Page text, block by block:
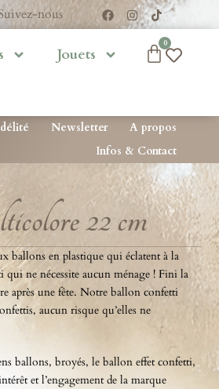
nous
Jouets
0
Newsletter
A propos
Infos & Contact
22 cm
ballons en plastique qui éclatent à la
ne nécessite aucun ménage ! Fini la
après une fête. Notre ballon confetti
aucun risque qu’elles ne
ballons, broyés, le ballon effet confetti,
et l’engagement de la marque